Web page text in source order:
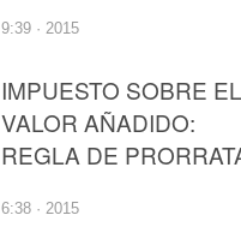
9:39 · 2015
IMPUESTO SOBRE EL
VALOR AÑADIDO:
REGLA DE
6:38 · 2015